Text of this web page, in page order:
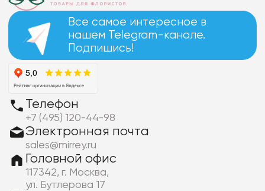
Все самое интересное в
нашем Telegram-канале.
Подпишись!
Телефон
+7 (495) 120-44-98
Электронная почта
sales@mirrey.ru
Головной офис
117342, г. Москва,
ул. Бутлерова 17